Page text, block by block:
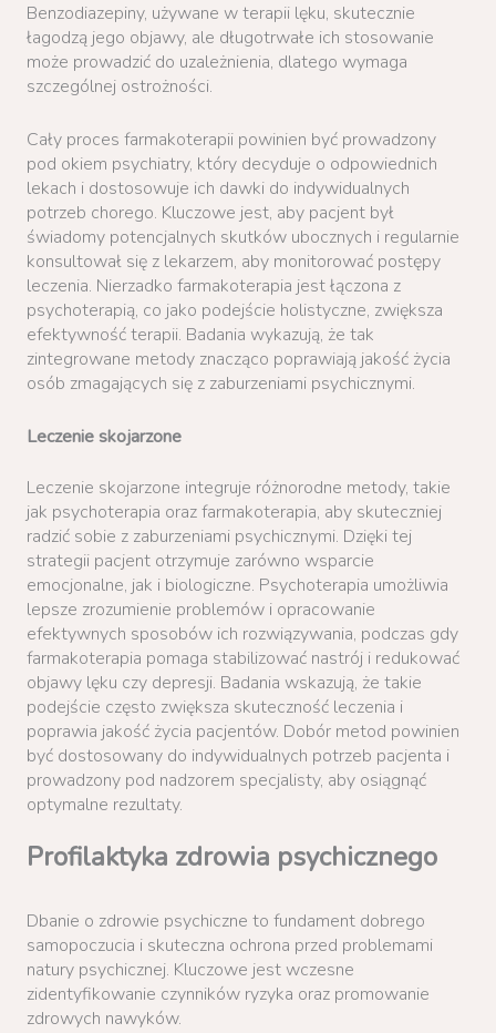
Benzodiazepiny, używane w terapii lęku, skutecznie
łagodzą jego objawy, ale długotrwałe ich stosowanie
może prowadzić do uzależnienia, dlatego wymaga
szczególnej ostrożności.
Cały proces farmakoterapii powinien być prowadzony
pod okiem psychiatry, który decyduje o odpowiednich
lekach i dostosowuje ich dawki do indywidualnych
potrzeb chorego. Kluczowe jest, aby pacjent był
świadomy potencjalnych skutków ubocznych i regularnie
konsultował się z lekarzem, aby monitorować postępy
leczenia. Nierzadko farmakoterapia jest łączona z
psychoterapią, co jako podejście holistyczne, zwiększa
efektywność terapii. Badania wykazują, że tak
zintegrowane metody znacząco poprawiają jakość życia
osób zmagających się z zaburzeniami psychicznymi.
Leczenie skojarzone
Leczenie skojarzone integruje różnorodne metody, takie
jak psychoterapia oraz farmakoterapia, aby skuteczniej
radzić sobie z zaburzeniami psychicznymi. Dzięki tej
strategii pacjent otrzymuje zarówno wsparcie
emocjonalne, jak i biologiczne. Psychoterapia umożliwia
lepsze zrozumienie problemów i opracowanie
efektywnych sposobów ich rozwiązywania, podczas gdy
farmakoterapia pomaga stabilizować nastrój i redukować
objawy lęku czy depresji. Badania wskazują, że takie
podejście często zwiększa skuteczność leczenia i
poprawia jakość życia pacjentów. Dobór metod powinien
być dostosowany do indywidualnych potrzeb pacjenta i
prowadzony pod nadzorem specjalisty, aby osiągnąć
optymalne rezultaty.
Profilaktyka zdrowia psychicznego
Dbanie o zdrowie psychiczne to fundament dobrego
samopoczucia i skuteczna ochrona przed problemami
natury psychicznej. Kluczowe jest wczesne
zidentyfikowanie czynników ryzyka oraz promowanie
zdrowych nawyków.